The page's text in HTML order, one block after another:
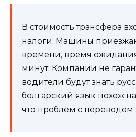
В стоимость трансфера
налоги. Машины
времени, время
минут. Компании не
водители будут знать
болгарский язык похож
что проблем с переводом